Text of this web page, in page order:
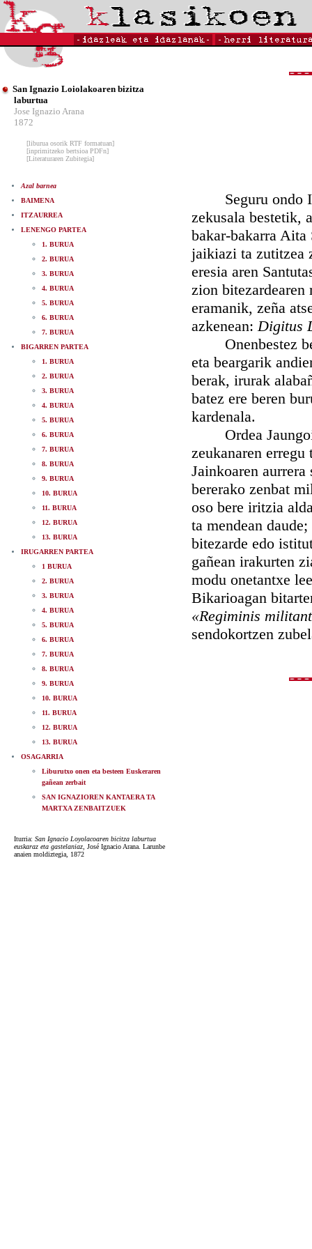
San Ignazio Loiolakoaren bizitza
laburtua
Jose Ignazio Arana
1872
[liburua osorik RTF formatuan]
[inprimitzeko bertsioa PDFn]
[Literaturaren Zubitegia]
Azal barnea
BAIMENA
ITZAURREA
LENENGO PARTEA
1. BURUA
2. BURUA
3. BURUA
4. BURUA
5. BURUA
6. BURUA
7. BURUA
BIGARREN PARTEA
1. BURUA
2. BURUA
3. BURUA
4. BURUA
5. BURUA
6. BURUA
7. BURUA
8. BURUA
9. BURUA
10. BURUA
11. BURUA
12. BURUA
13. BURUA
IRUGARREN PARTEA
1 BURUA
2. BURUA
3. BURUA
4. BURUA
5. BURUA
6. BURUA
7. BURUA
8. BURUA
9. BURUA
10. BURUA
11. BURUA
12. BURUA
13. BURUA
OSAGARRIA
Liburutxo onen eta besteen Euskeraren
gañean zerbait
SAN IGNAZIOREN KANTAERA TA
MARTXA ZENBAITZUEK
Iturria: San Ignacio Loyolacoaren bicitza laburtua
euskaraz eta gastelaniaz , José Ignacio Arana. Larunbe
anaien moldiztegia, 1872
Seguru ondo
zekusala bestetik,
bakar-bakarra
jaikiazi ta zutitzea
eresia aren
zion bitezardearen
eramanik, zeña
azkenean:Digitus
Onenbestez
eta beargarik
berak, irurak
batez ere beren
kardenala.
Ordea
zeukanaren
Jainkoaren
bererako zenbat
oso bere iritzia
ta mendean
bitezarde edo
gañean irakurten
modu onetantxe
Bikarioagan
«Regiminis
sendokortzen